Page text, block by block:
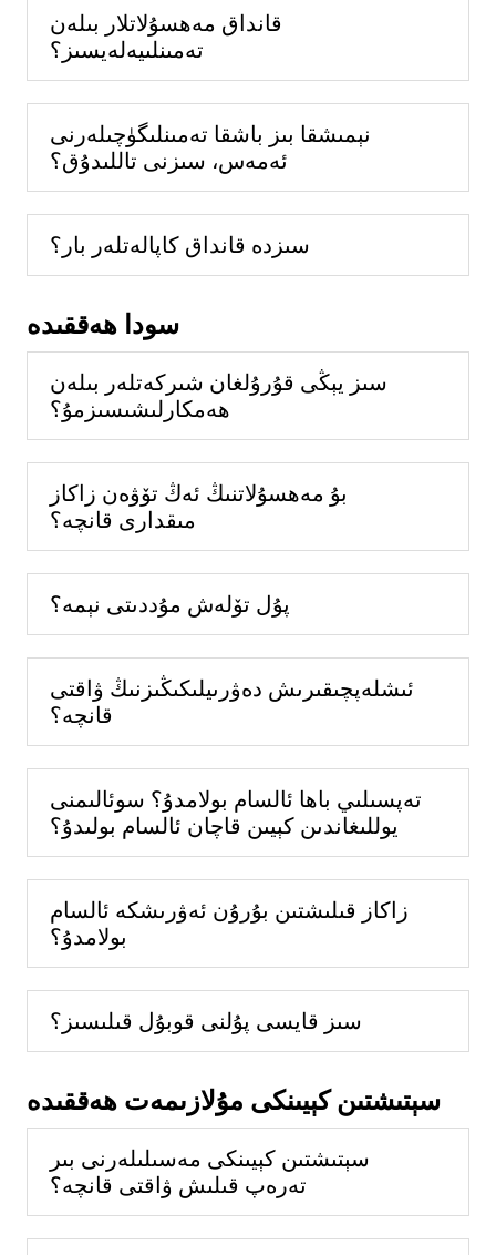
قانداق مەھسۇلاتلار بىلەن
تەمىنلىيەلەيسىز؟
نېمىشقا بىز باشقا تەمىنلىگۈچىلەرنى
ئەمەس، سىزنى تاللىدۇق؟
سىزدە قانداق كاپالەتلەر بار؟
سودا ھەققىدە
سىز يېڭى قۇرۇلغان شىركەتلەر بىلەن
ھەمكارلىشىسىزمۇ؟
بۇ مەھسۇلاتنىڭ ئەڭ تۆۋەن زاكاز
مىقدارى قانچە؟
پۇل تۆلەش مۇددىتى نېمە؟
ئىشلەپچىقىرىش دەۋرىيلىكىڭىزنىڭ ۋاقتى
قانچە؟
تەپسىلىي باھا ئالسام بولامدۇ؟ سوئالىمنى
يوللىغاندىن كېيىن قاچان ئالسام بولىدۇ؟
زاكاز قىلىشتىن بۇرۇن ئەۋرىشكە ئالسام
بولامدۇ؟
سىز قايسى پۇلنى قوبۇل قىلىسىز؟
سېتىشتىن كېيىنكى مۇلازىمەت ھەققىدە
سېتىشتىن كېيىنكى مەسىلىلەرنى بىر
تەرەپ قىلىش ۋاقتى قانچە؟